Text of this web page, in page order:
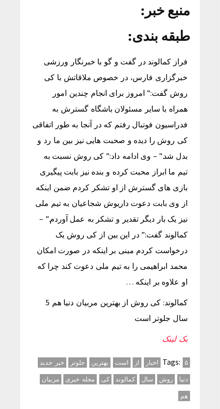
منبع خبر:
طبقه بندی:
فراز کمالوند در گفت و گو با خبرنگار ورزشی
خبرگزاری فارس، در خصوص ملاقاتش با کی
روش گفت:” امروز برای انجام چندین امور
همراه با سایر مسئولان باشگاه گسترش به
فدراسیون فوتبال رفتم که در آنجا به طور اتفاقی
کی روش را دیده و صحبت هایی نیز بین ما رد و
بدل شد.” – وی ادامه داد:” کی روش نسبت به
تیم ما ابراز محبت کرده و بنده نیز بابت پیگیری
بازی های گسترش از او تشکر کردم ضمن اینکه
از وی بابت دعوت داریوش شجاعیان به تیم ملی
نیز یک بار دیگر تقدیر و تشکر به عمل آوردم.” –
کمالوند گفت:” در این بین از کی روش یک
درخواست کردم مبنی بر اینکه در صورت امکان
محمد ابراهیمی را به تیم ملی دعوت کند چرا که
او علاوه بر اینکه …
کمالوند: کی روش از بهترین مربیان دنیا هم 5
سال جلوتر است
بک لینک
Tags: ۵ اخبار از است بهترین جلوتر
خبر جدید
دنیا
روش سال کمالوند کی مجله خبری
مربیان
هم